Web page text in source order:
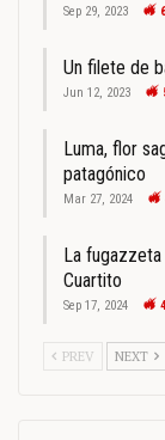
Sep 29, 2023
Un filete de
Jun 12, 2023
Luma, flor
patagónico
Mar 27, 2024
La
Cuartito
Sep 17, 2024
PREV NEXT